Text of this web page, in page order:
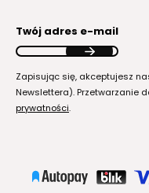
Twój adres e-mail
Zapisując się, akceptujesz
Newslettera). Przetwarzanie
prywatności.